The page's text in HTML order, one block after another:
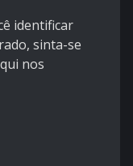
identificar
sinta-se
nos